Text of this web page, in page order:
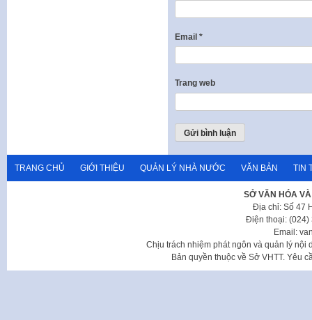
Email *
Trang web
TRANG CHỦ GIỚI THIỆU QUẢN LÝ NHÀ NƯỚC VĂN BẢN TIN
SỞ VĂN HÓA
Địa chỉ: Số 47
Điện thoại: (024)
Email:
Chịu trách nhiệm phát ngôn và quản lý nội
Bản quyền thuộc về Sở VHTT. Yêu